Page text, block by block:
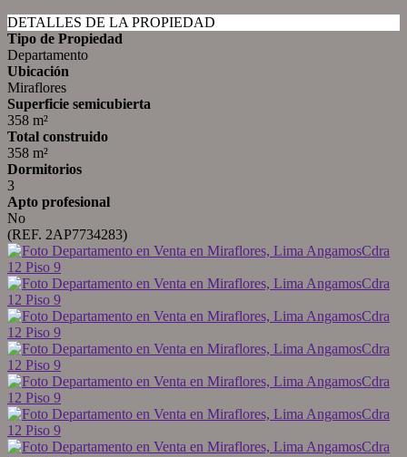
DETALLES DE LA PROPIEDAD
Tipo de Propiedad
Departamento
Ubicación
Miraflores
Superficie semicubierta
358 m²
Total construido
358 m²
Dormitorios
3
Apto profesional
No
(REF. 2AP7734283)